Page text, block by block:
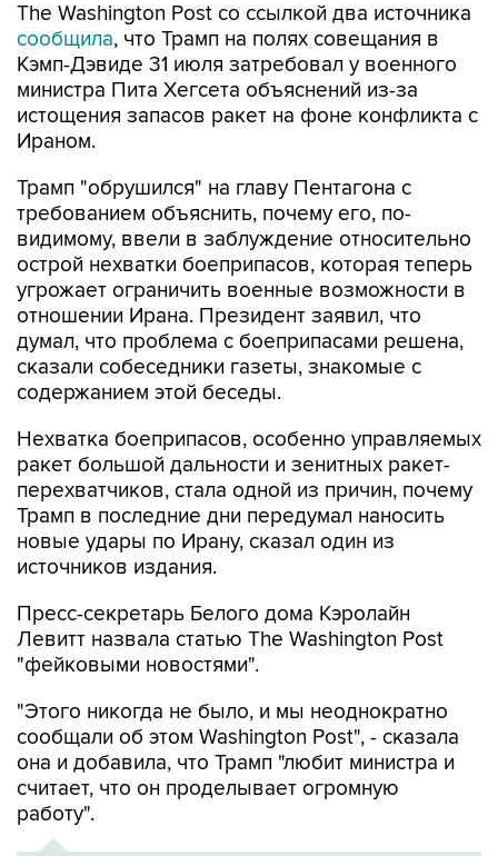
The Washington Post со ссылкой два источника
сообщила, что Трамп на полях совещания в
Кэмп-Дэвиде 31 июля затребовал у военного
министра Пита Хегсета объяснений из-за
истощения запасов ракет на фоне конфликта с
Ираном.
Трамп "обрушился" на главу Пентагона с
требованием объяснить, почему его, по-
видимому, ввели в заблуждение относительно
острой нехватки боеприпасов, которая теперь
угрожает ограничить военные возможности в
отношении Ирана. Президент заявил, что
думал, что проблема с боеприпасами решена,
сказали собеседники газеты, знакомые с
содержанием этой беседы.
Нехватка боеприпасов, особенно управляемых
ракет большой дальности и зенитных ракет-
перехватчиков, стала одной из причин, почему
Трамп в последние дни передумал наносить
новые удары по Ирану, сказал один из
источников издания.
Пресс-секретарь Белого дома Кэролайн
Левитт назвала статью The Washington Post
"фейковыми новостями".
"Этого никогда не было, и мы неоднократно
сообщали об этом Washington Post", - сказала
она и добавила, что Трамп "любит министра и
считает, что он проделывает огромную
работу".